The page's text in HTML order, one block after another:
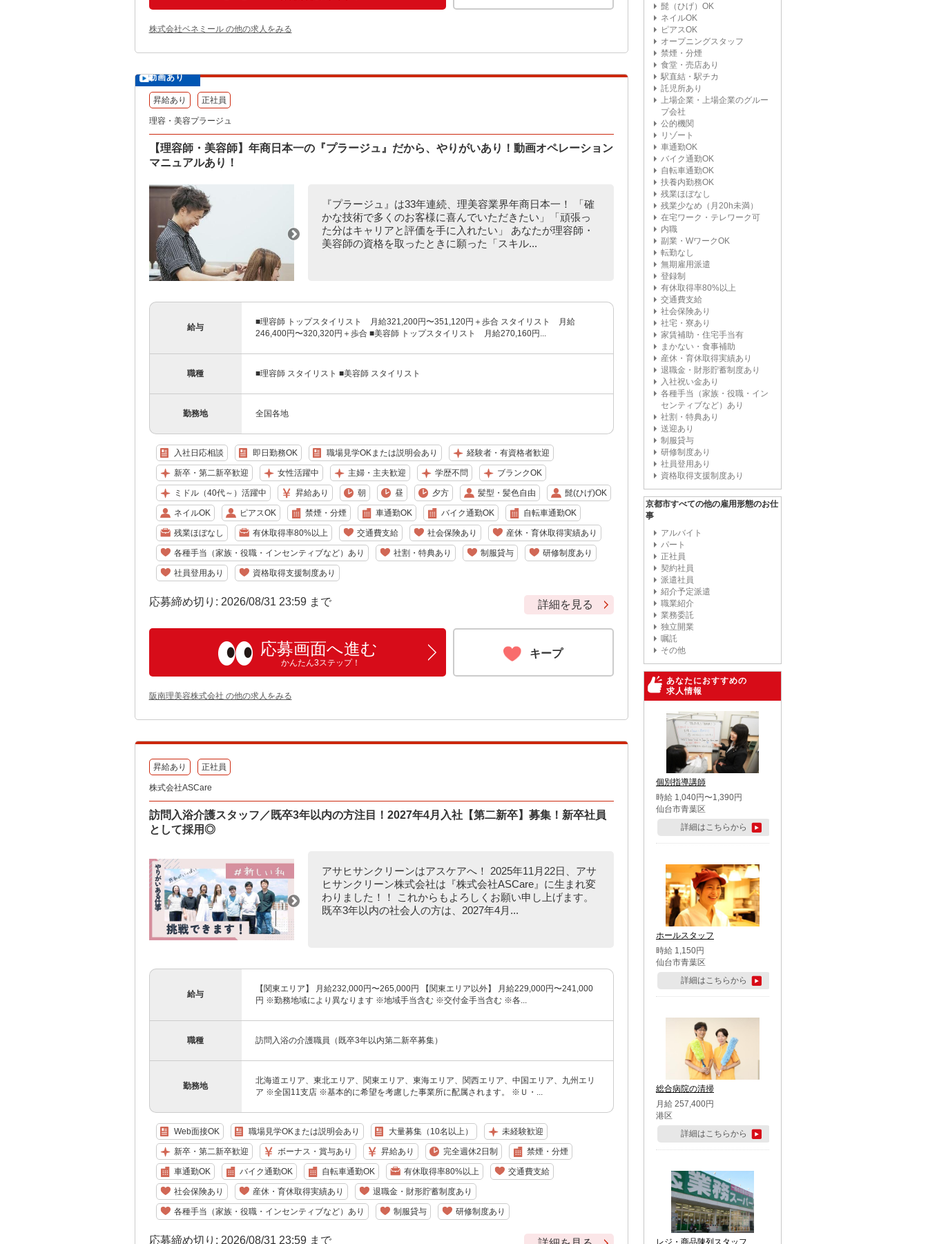
株式会社ベネミール の他の求人をみる
動画あり
昇給あり 正社員
理容・美容プラージュ
【理容師・美容師】年商日本一の『プラージュ』だから、やりがいあり！動画オペレーション
マニュアルあり！
『プラージュ』は33年連続、理美容業界年商日本一！ 「確
かな技術で多くのお客様に喜んでいただきたい」「頑張っ
た分はキャリアと評価を手に入れたい」 あなたが理容師・
美容師の資格を取ったときに願った「スキル...
給与
■理容師 トップスタイリスト 月給321,200円〜351,120円＋歩合 スタイリスト 月給
246,400円〜320,320円＋歩合 ■美容師 トップスタイリスト 月給270,160円...
職種 ■理容師 スタイリスト ■美容師 スタイリスト
勤務地 全国各地
入社日応相談 即日勤務OK 職場見学OKまたは説明会あり 経験者・有資格者歓迎
新卒・第二新卒歓迎 女性活躍中 主婦・主夫歓迎 学歴不問 ブランクOK
ミドル（40代～）活躍中 昇給あり 朝 昼 夕方 髪型・髪色自由 髭(ひげ)OK
ネイルOK ピアスOK 禁煙・分煙 車通勤OK バイク通勤OK 自転車通勤OK
残業ほぼなし 有休取得率80%以上 交通費支給 社会保険あり 産休・育休取得実績あり
各種手当（家族・役職・インセンティブなど）あり 社割・特典あり 制服貸与 研修制度あり
社員登用あり 資格取得支援制度あり
応募締め切り: 2026/08/31 23:59 まで 詳細を見る
応募画面へ進む
かんたん3ステップ！
キープ
阪南理美容株式会社 の他の求人をみる
昇給あり 正社員
株式会社ASCare
訪問入浴介護スタッフ／既卒3年以内の方注目！2027年4月入社【第二新卒】募集！新卒社員
として採用◎
アサヒサンクリーンはアスケアへ！ 2025年11月22日、アサ
ヒサンクリーン株式会社は『株式会社ASCare』に生まれ変
わりました！！ これからもよろしくお願い申し上げます。
既卒3年以内の社会人の方は、2027年4月...
給与
【関東エリア】 月給232,000円〜265,000円 【関東エリア以外】 月給229,000円〜241,000
円 ※勤務地域により異なります ※地域手当含む ※交付金手当含む ※各...
職種 訪問入浴の介護職員（既卒3年以内第二新卒募集）
勤務地
北海道エリア、東北エリア、関東エリア、東海エリア、関西エリア、中国エリア、九州エリ
ア ※全国11支店 ※基本的に希望を考慮した事業所に配属されます。 ※Ｕ・...
Web面接OK 職場見学OKまたは説明会あり 大量募集（10名以上） 未経験歓迎
新卒・第二新卒歓迎 ボーナス・賞与あり 昇給あり 完全週休2日制 禁煙・分煙
車通勤OK バイク通勤OK 自転車通勤OK 有休取得率80%以上 交通費支給
社会保険あり 産休・育休取得実績あり 退職金・財形貯蓄制度あり
各種手当（家族・役職・インセンティブなど）あり 制服貸与 研修制度あり
応募締め切り: 2026/08/31 23:59 まで
髭（ひげ）OK
ネイルOK
ピアスOK
オープニングスタッフ
禁煙・分煙
食堂・売店あり
駅直結・駅チカ
託児所あり
上場企業・上場企業のグルー
プ会社
公的機関
リゾート
車通勤OK
バイク通勤OK
自転車通勤OK
扶養内勤務OK
残業ほぼなし
残業少なめ（月20h未満）
在宅ワーク・テレワーク可
内職
副業・WワークOK
転勤なし
無期雇用派遣
登録制
有休取得率80%以上
交通費支給
社会保険あり
社宅・寮あり
家賃補助・住宅手当有
まかない・食事補助
産休・育休取得実績あり
退職金・財形貯蓄制度あり
入社祝い金あり
各種手当（家族・役職・イン
センティブなど）あり
社割・特典あり
送迎あり
制服貸与
研修制度あり
社員登用あり
資格取得支援制度あり
京都市すべての他の雇用形態のお仕
事
アルバイト
パート
正社員
契約社員
派遣社員
紹介予定派遣
職業紹介
業務委託
独立開業
嘱託
その他
あなたにおすすめの
求人情報
個別指導講師
時給 1,040円〜1,390円
仙台市青葉区
詳細はこちらから
ホールスタッフ
時給 1,150円
仙台市青葉区
詳細はこちらから
総合病院の清掃
月給 257,400円
港区
詳細はこちらから
レジ・商品陳列スタッフ